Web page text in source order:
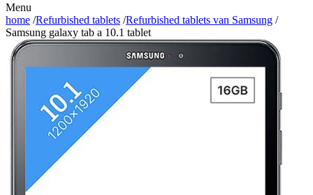
Menu
home /Refurbished tablets /Refurbished tablets van Samsung /
Samsung galaxy tab a 10.1 tablet